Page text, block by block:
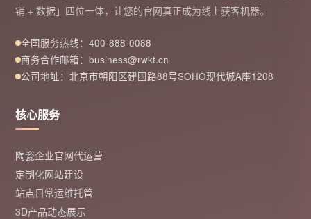
销 + 数据」四位一体，让您的官网真正成为线上获客机器。
全国服务热线：400-888-0088
商务合作邮箱：business@rwkt.cn
公司地址：北京市朝阳区建国路88号SOHO现代城A座1208
核心服务
陶瓷企业官网代运营
定制化网站建设
站点日常运维托管
3D产品动态展示